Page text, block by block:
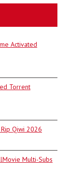
Activated
Torrent
Qiwi 2026
Multi-Subs